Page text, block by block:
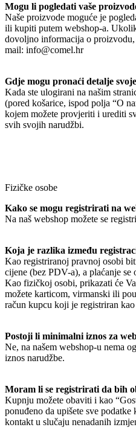
Mogu li pogledati vaše
Naše proizvode moguće je
ili kupiti putem webshop-a.
dovoljno informacija o
mail: info@comel.hr
Gdje mogu pronaći detalje
Kada ste ulogirani na našim
(pored košarice, ispod polja “O
kojem možete provjeriti i urediti
svih svojih narudžbi.
Fizičke osobe
Kako se mogu registrirati na
Na naš webshop možete se
Koja je razlika između
Kao registriranoj pravnoj osobi
cijene (bez PDV-a), a plaćanje se
Kao fizičkoj osobi, prikazati će
možete karticom, virmanski ili
račun kupcu koji je registriran
Postoji li minimalni iznos za
Ne, na našem webshop-u nema
iznos narudžbe.
Moram li se registrirati da bih
Kupnju možete obaviti i kao
ponuđeno da upišete sve
kontakt u slučaju nenadanih